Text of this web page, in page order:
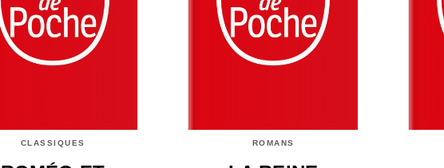
CLASSIQUES ROMANS